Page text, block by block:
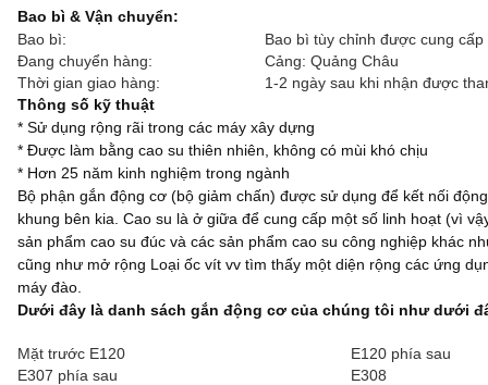
Bao bì & Vận chuyển:
Bao bì:
Bao bì tùy chỉnh được cung cấp
Đang chuyển hàng:
Cảng: Quảng Châu
Thời gian giao hàng:
1-2 ngày sau khi nhận được
Thông số kỹ thuật
* Sử dụng rộng rãi trong các máy xây dựng
* Được làm bằng cao su thiên nhiên, không có mùi khó chịu
* Hơn 25 năm kinh nghiệm trong ngành
Bộ phận gắn động cơ (bộ giảm chấn) được sử dụng để kết nối
khung bên kia. Cao su là ở giữa để cung cấp một số linh hoạt (vì
sản phẩm cao su đúc và các sản phẩm cao su công nghiệp khác
cũng như mở rộng Loại ốc vít vv tìm thấy một diện rộng các ứng
máy đào.
Dưới đây là danh sách gắn động cơ của chúng tôi như dưới
Mặt trước E120
E120 phía sau
E307 phía sau
E308